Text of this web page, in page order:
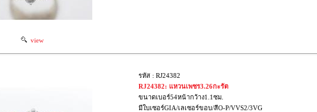
view
รหัส : RJ24382
RJ24382: แหวนเพชร3.26กะรัต
ขนาดเบอร์54หน้ากว้าง1.1ซม.
มีใบเซอร์GIA/เลเซอร์ขอบ/สีO-P/VVS2/3VG